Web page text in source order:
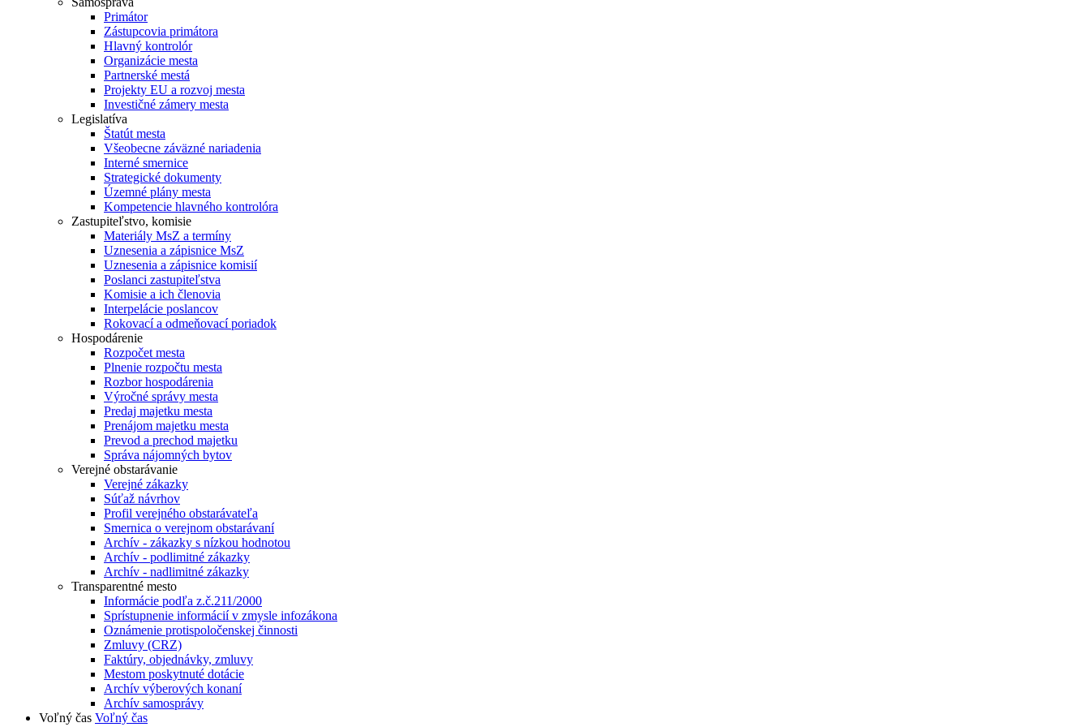
Primátor
Zástupcovia primátora
Hlavný kontrolór
Organizácie mesta
Partnerské mestá
Projekty EU a rozvoj mesta
Investičné zámery mesta
Legislatíva
Štatút mesta
Všeobecne záväzné nariadenia
Interné smernice
Strategické dokumenty
Územné plány mesta
Kompetencie hlavného kontrolóra
Zastupiteľstvo, komisie
Materiály MsZ a termíny
Uznesenia a zápisnice MsZ
Uznesenia a zápisnice komisií
Poslanci zastupiteľstva
Komisie a ich členovia
Interpelácie poslancov
Rokovací a odmeňovací poriadok
Hospodárenie
Rozpočet mesta
Plnenie rozpočtu mesta
Rozbor hospodárenia
Výročné správy mesta
Predaj majetku mesta
Prenájom majetku mesta
Prevod a prechod majetku
Správa nájomných bytov
Verejné obstarávanie
Verejné zákazky
Súťaž návrhov
Profil verejného obstarávateľa
Smernica o verejnom obstarávaní
Archív - zákazky s nízkou hodnotou
Archív - podlimitné zákazky
Archív - nadlimitné zákazky
Transparentné mesto
Informácie podľa z.č.211/2000
Sprístupnenie informácií v zmysle infozákona
Oznámenie protispoločenskej činnosti
Zmluvy (CRZ)
Faktúry, objednávky, zmluvy
Mestom poskytnuté dotácie
Archív výberových konaní
Archív samosprávy
Voľný čas Voľný čas